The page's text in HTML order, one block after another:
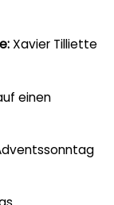
Xavier Tilliette
einen